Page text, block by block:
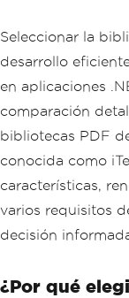
Seleccionar la
desarrollo
en aplicaciones
comparación
bibliotecas PDF
conocida como
características,
varios requisitos
decisión
¿Por qué